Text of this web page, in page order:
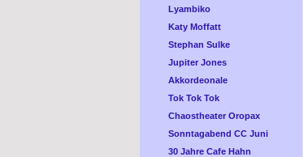
Lyambiko
Katy Moffatt
Stephan Sulke
Jupiter Jones
Akkordeonale
Tok Tok Tok
Chaostheater Oropax
Sonntagabend CC Juni
30 Jahre Cafe Hahn